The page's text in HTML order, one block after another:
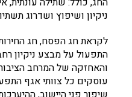
ניקיון ושיפוץ ושדרוג
לקראת חג הפסח, חג
התפעול על מבצע ניקיון
והאחזקה של המרחב
עוסקים כל צוותי אגף